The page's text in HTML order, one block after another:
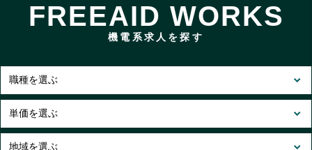
FREEAID WORKS
機電系求人を探す